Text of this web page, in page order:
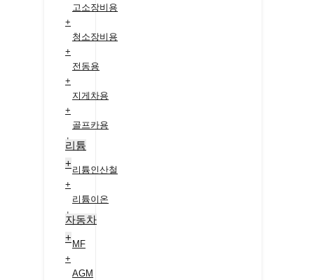
고소장비용
+
청소장비용
+
전동용
+
지게차용
+
골프카용
+
리튬
+
리튬인산철
+
리튬이온
+
자동차
+
MF
+
AGM